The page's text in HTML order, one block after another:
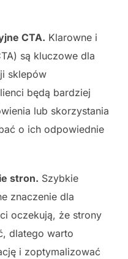
CTA. Klarowne i
są kluczowe dla
sklepów
będą bardziej
lub skorzystania
o ich odpowiednie
stron. Szybkie
znaczenie dla
oczekują, że strony
dlatego warto
i zoptymalizować